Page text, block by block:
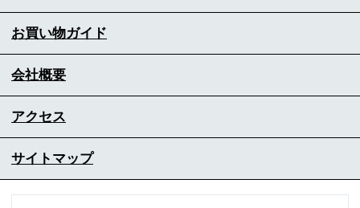
お買い物ガイド
会社概要
アクセス
サイトマップ